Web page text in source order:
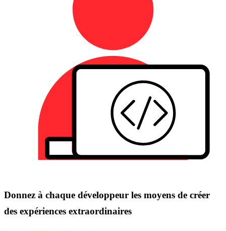
Donnez à chaque développeur les moyens de créer
des expériences extraordinaires